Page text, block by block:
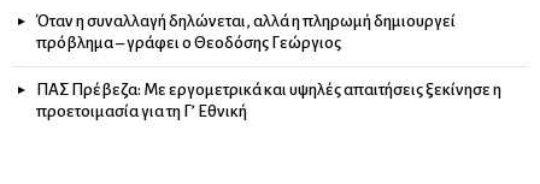
Όταν η συναλλαγή δηλώνεται, αλλά η πληρωμή δημιουργεί
πρόβλημα – γράφει ο Θεοδόσης Γεώργιος
ΠΑΣ Πρέβεζα: Με εργομετρικά και υψηλές απαιτήσεις ξεκίνησε η
προετοιμασία για τη Γ’ Εθνική